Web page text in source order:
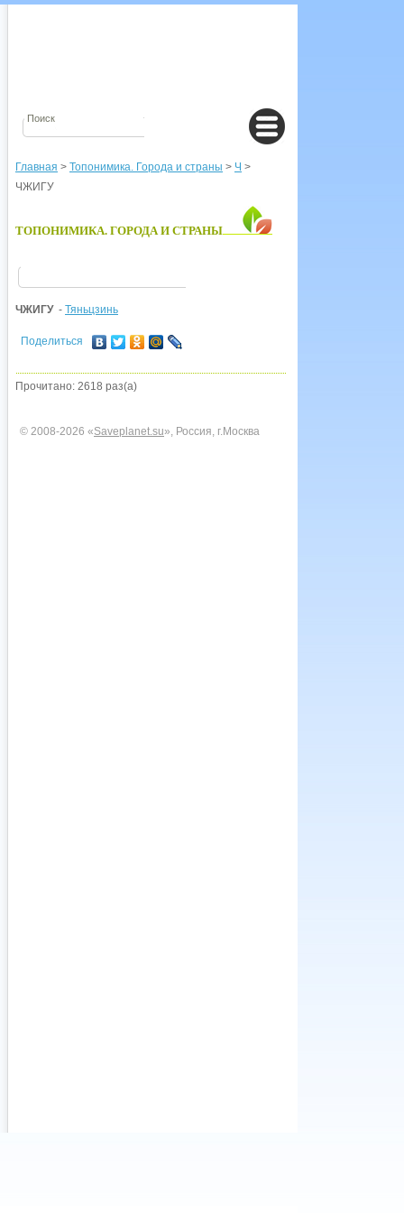
Главная > Топонимика. Города и страны > Ч >
ЧЖИГУ
ТОПОНИМИКА. ГОРОДА И СТРАНЫ
ЧЖИГУ - Тяньцзинь
Поделиться
Прочитано: 2618 раз(а)
© 2008-2026 «Saveplanet.su», Россия, г.Москва